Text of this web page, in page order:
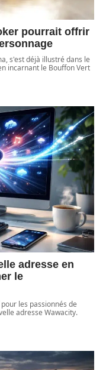
pourrait offrir
s'est déjà illustré dans le
incarnant le Bouffon Vert
adresse en
le
les passionnés de
adresse Wawacity.